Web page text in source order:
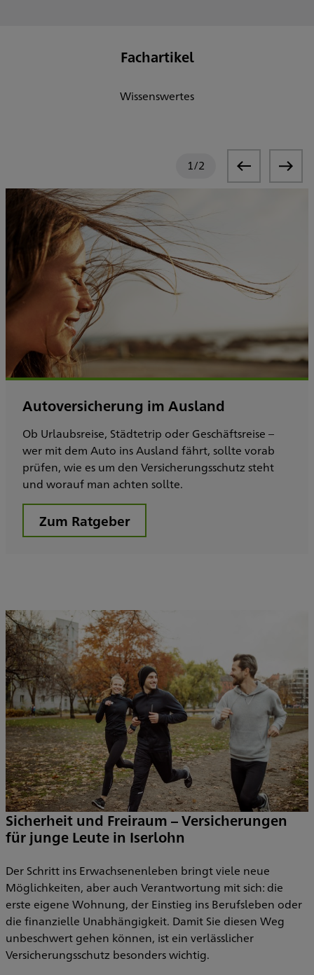
Fachartikel
Wissenswertes
1/2
Autoversicherung im Ausland
Ob Urlaubsreise, Städtetrip oder Geschäftsreise –
wer mit dem Auto ins Ausland fährt, sollte vorab
prüfen, wie es um den Versicherungsschutz steht
und worauf man achten sollte.
Zum Ratgeber
Sicherheit und Freiraum – Versicherungen
für junge Leute in Iserlohn
Der Schritt ins Erwachsenenleben bringt viele neue
Möglichkeiten, aber auch Verantwortung mit sich: die
erste eigene Wohnung, der Einstieg ins Berufsleben oder
die finanzielle Unabhängigkeit. Damit Sie diesen Weg
unbeschwert gehen können, ist ein verlässlicher
Versicherungsschutz besonders wichtig.